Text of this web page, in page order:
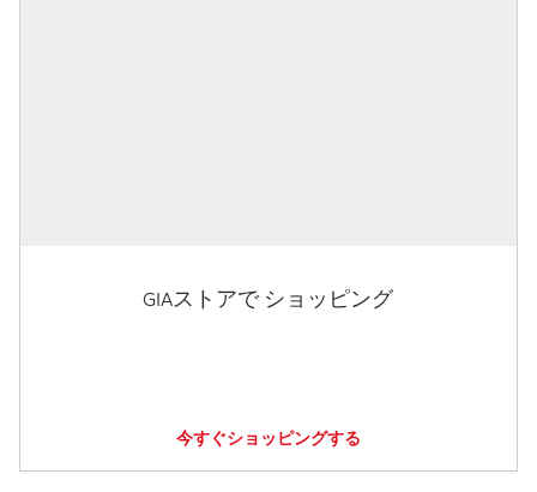
GIAストアで ショッピング
今すぐショッピングする